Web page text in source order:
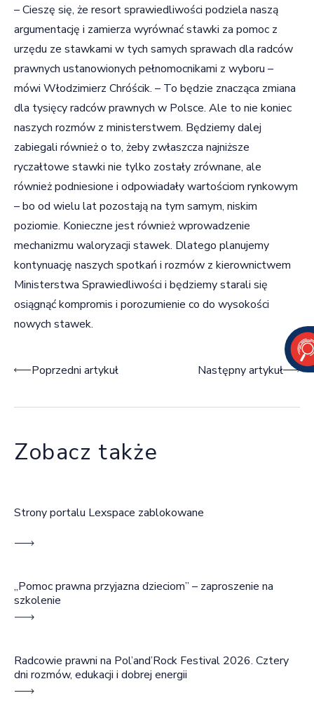
– Cieszę się, że resort sprawiedliwości podziela naszą
argumentację i zamierza wyrównać stawki za pomoc z
urzędu ze stawkami w tych samych sprawach dla radców
prawnych ustanowionych pełnomocnikami z wyboru –
mówi Włodzimierz Chróścik. – To będzie znacząca zmiana
dla tysięcy radców prawnych w Polsce. Ale to nie koniec
naszych rozmów z ministerstwem. Będziemy dalej
zabiegali również o to, żeby zwłaszcza najniższe
ryczałtowe stawki nie tylko zostały zrównane, ale
również podniesione i odpowiadały wartościom rynkowym
– bo od wielu lat pozostają na tym samym, niskim
poziomie. Konieczne jest również wprowadzenie
mechanizmu waloryzacji stawek. Dlatego planujemy
kontynuację naszych spotkań i rozmów z kierownictwem
Ministerstwa Sprawiedliwości i będziemy starali się
osiągnąć kompromis i porozumienie co do wysokości
nowych stawek.
Nawigacja wpisu
Poprzedni artykuł Następny artykuł
Zobacz także
Strony portalu Lexspace zablokowane
„Pomoc prawna przyjazna dzieciom” – zaproszenie na
szkolenie
Radcowie prawni na Pol’and’Rock Festival 2026. Cztery
dni rozmów, edukacji i dobrej energii